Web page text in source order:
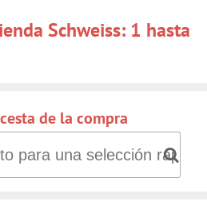
Schweiss: 1 hasta
de la compra